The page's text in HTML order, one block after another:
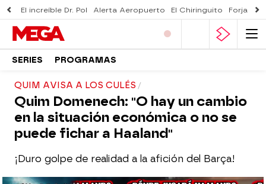
El increíble Dr. Pol Alerta Aeropuerto El Chiringuito Forjado
SERIES PROGRAMAS
QUIM AVISA A LOS CULÉS
Quim Domenech: "O hay un cambio
en la situación económica o no se
puede fichar a Haaland"
¡Duro golpe de realidad a la afición del Barça!